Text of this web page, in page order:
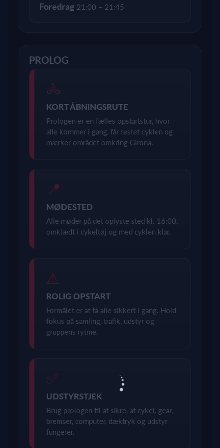
Foredrag 21:00 – 21:45
PROLOG
🚴
KORT ÅBNINGSRUTE
Prologen er en fælles opstartstur, hvor
alle kommer i gang, får testet cyklen og
mærker området omkring Girona.
📍
MØDESTED
Alle møder på det oplyste sted kl. 16:00,
omklædt i cykeltøj og med cyklen klar.
⚠
ROLIG OPSTART
Formålet er at få alle sikkert i gang. Hold
fokus på samling, trafik, udstyr og
gruppens rytme.
✅
UDSTYRSTJEK
Brug prologen til at sikre, at cykel, gear,
bremser, computer, dæktryk og udstyr
fungerer.